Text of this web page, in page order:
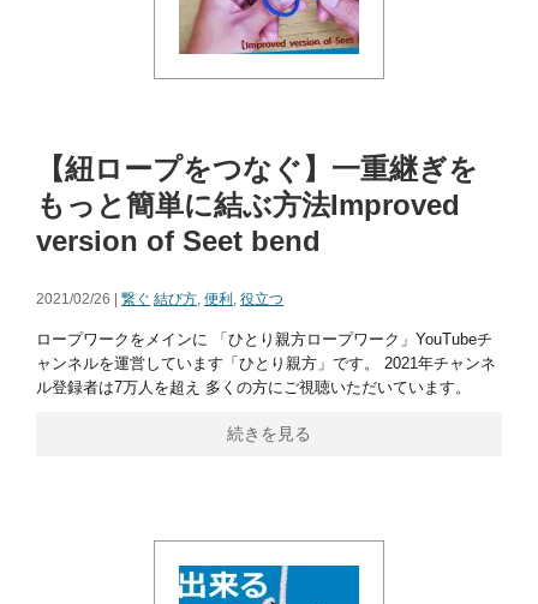
【紐ロープをつなぐ】一重継ぎを
もっと簡単に結ぶ方法Improved
version of Seet bend
2021/02/26 | 繋ぐ 結び方, 便利 , 役立つ
ロープワークをメインに 「ひとり親方ロープワーク」YouTubeチ
ャンネルを運営しています「ひとり親方」です。 2021年チャンネ
ル登録者は7万人を超え 多くの方にご視聴いただいています。
続きを見る